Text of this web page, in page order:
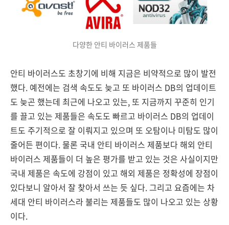
다양한 안티 바이러스 제품들
안티 바이러스도 초창기에 비해 지금은 비약적으로 많이 발전
했다. 예전에는 검색 속도도 늦고 또 바이러스 DB의 업데이트
도 늦곤 했는데 최근에 나오고 있는, 또 지금까지 꾸준히 인기
를 끌고 있는 제품들은 속도도 빠르고 바이러스 DB의 업데이
트도 주기적으로 잘 이뤄지고 있으며 또 오탐이나 미탐도 많이
줄어든 편이다. 물론 국내 안티 바이러스 제품보다 해외 안티
바이러스 제품들이 더 높은 평가를 받고 있는 것은 사실이지만
국내 제품은 속도에 강점이 있고 해외 제품은 정확성에 장점이
있다보니 알아서 잘 찾아서 쓰는 듯 싶다. 그리고 요즘에는 차
세대 안티 바이러스라 불리는 제품들도 많이 나오고 있는 상황
이다.